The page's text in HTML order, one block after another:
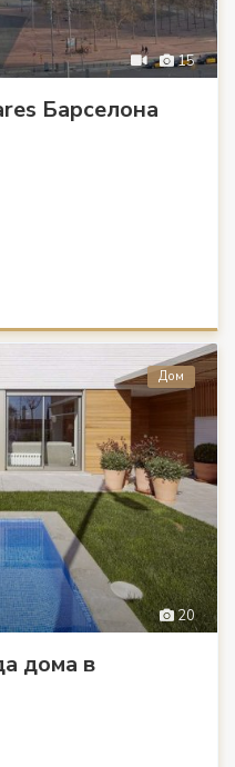
15
Барселона
20
Дом
дома в